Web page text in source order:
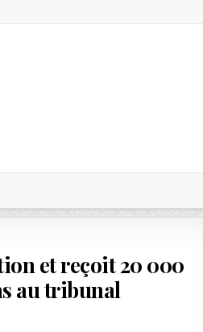
et reçoit 20 000
au tribunal